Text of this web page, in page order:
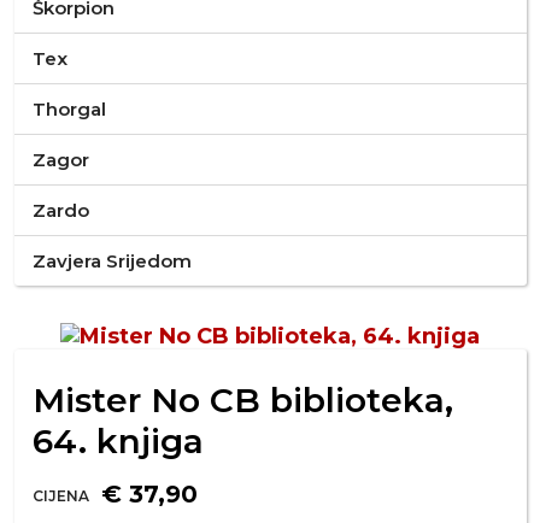
Škorpion
Tex
Thorgal
Zagor
Zardo
Zavjera Srijedom
Mister No CB biblioteka,
64. knjiga
CIJENA € 37,90